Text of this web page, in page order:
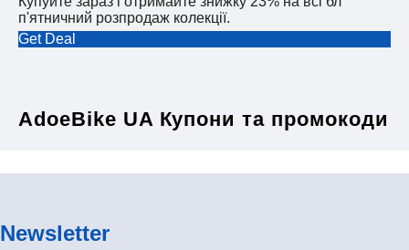
п'ятничний розпродаж колекції.
Get Deal
AdoeBike UA Купони та промокоди
Newsletter